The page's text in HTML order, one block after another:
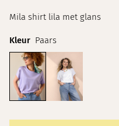
Mila shirt lila met glans
Kleur Paars